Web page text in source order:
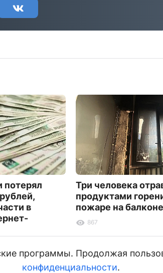
потерял
в
Три человека
продуктами
пожаре на
867
программы. Продолжая
конфиденциальности.